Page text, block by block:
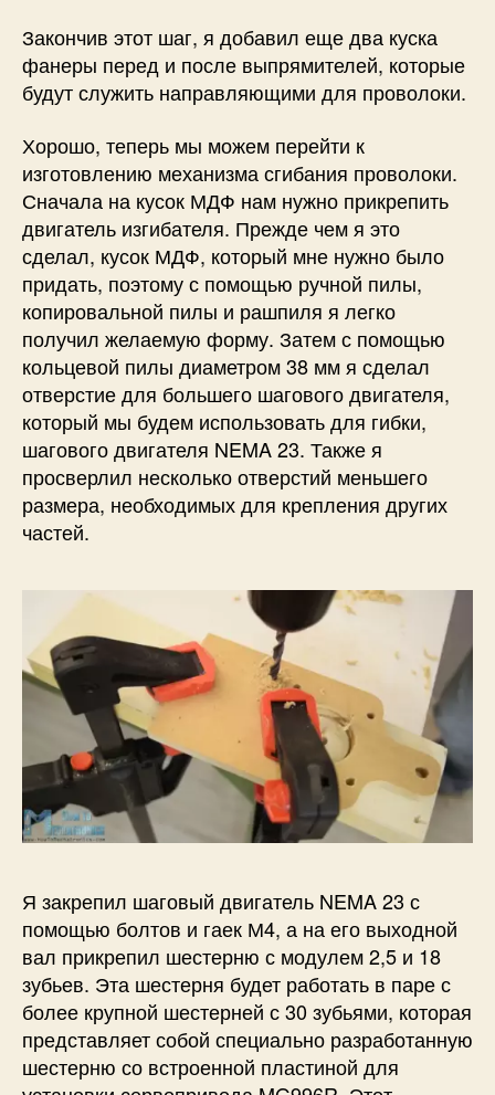
Закончив этот шаг, я добавил еще два куска
фанеры перед и после выпрямителей, которые
будут служить направляющими для проволоки.
Хорошо, теперь мы можем перейти к
изготовлению механизма сгибания проволоки.
Сначала на кусок МДФ нам нужно прикрепить
двигатель изгибателя. Прежде чем я это
сделал, кусок МДФ, который мне нужно было
придать, поэтому с помощью ручной пилы,
копировальной пилы и рашпиля я легко
получил желаемую форму. Затем с помощью
кольцевой пилы диаметром 38 мм я сделал
отверстие для большего шагового двигателя,
который мы будем использовать для гибки,
шагового двигателя NEMA 23. Также я
просверлил несколько отверстий меньшего
размера, необходимых для крепления других
частей.
Я закрепил шаговый двигатель NEMA 23 с
помощью болтов и гаек М4, а на его выходной
вал прикрепил шестерню с модулем 2,5 и 18
зубьев. Эта шестерня будет работать в паре с
более крупной шестерней с 30 зубьями, которая
представляет собой специально разработанную
шестерню со встроенной пластиной для